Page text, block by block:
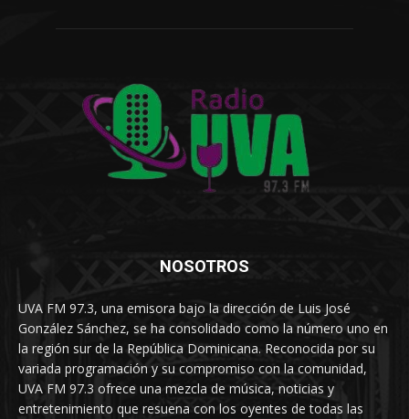
NOSOTROS
UVA FM 97.3, una emisora bajo la dirección de Luis José
González Sánchez, se ha consolidado como la número uno en
la región sur de la República Dominicana. Reconocida por su
variada programación y su compromiso con la comunidad,
UVA FM 97.3 ofrece una mezcla de música, noticias y
entretenimiento que resuena con los oyentes de todas las